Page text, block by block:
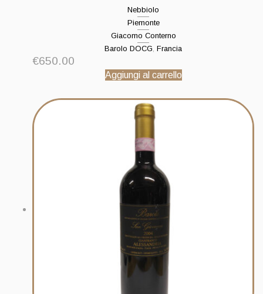
Nebbiolo
Piemonte
Giacomo Conterno
Barolo DOCG, Francia
€650.00
Aggiungi al carrello